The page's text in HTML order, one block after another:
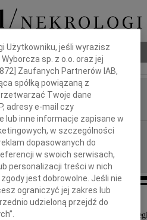
pogrzebowy
Kunicki
wielkim smutkiem i niedowierzaniem
wiadomość o śmierci naszego
Użytkowniku, jeśli wyrazisz
sp. z o.o. oraz jej
872] Zaufanych Partnerów IAB,
spółką powiązaną z
Twoje dane
adresy e-mail czy
lub inne informacje zapisane w
w szczególności
dopasowanych do
w swoich serwisach,
personalizacji treści w nich
jest dobrowolne. Jeśli nie
ograniczyć jej zakres lub
udzieloną przejdź do